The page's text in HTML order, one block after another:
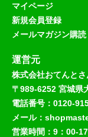
マイページ
新規会員登録
メールマガジン購読
運営元
株式会社おてんと
〒989-6252 宮城県
電話番号：0120-
メール：
営業時間：9：00-